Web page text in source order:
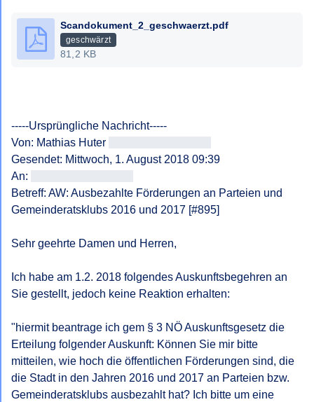
Scandokument_2_geschwaerzt.pdf
geschwärzt
81,2 KB
-----Ursprüngliche Nachricht-----
Von: Mathias Huter
Gesendet: Mittwoch, 1. August 2018 09:39
An:
Betreff: AW: Ausbezahlte Förderungen an Parteien und
Gemeinderatsklubs 2016 und 2017 [#895]
Sehr geehrte Damen und Herren,
Ich habe am 1.2. 2018 folgendes Auskunftsbegehren an
Sie gestellt, jedoch keine Reaktion erhalten:
"hiermit beantrage ich gem § 3 NÖ Auskunftsgesetz die
Erteilung folgender Auskunft: Können Sie mir bitte
mitteilen, wie hoch die öffentlichen Förderungen sind, die
die Stadt in den Jahren 2016 und 2017 an Parteien bzw.
Gemeinderatsklubs ausbezahlt hat? Ich bitte um eine